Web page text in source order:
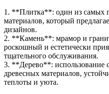
1. **Плитка**: один из самых
материалов, который
дизайнов.
2. **Камень**: мрамор и
роскошный и естетически
тщательного обслуживания.
3. **Дерево**: использование
древесных материалов,
теплоты и уюта.